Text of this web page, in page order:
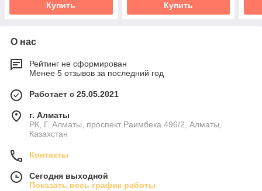
Купить Купить
О нас
Рейтинг не сформирован
Менее 5 отзывов за последний год
Работает с 25.05.2021
г. Алматы
РК, Г. Алматы, проспект Раимбека 496/2, Алматы,
Казахстан
Контакты
Сегодня выходной
Показать весь график работы